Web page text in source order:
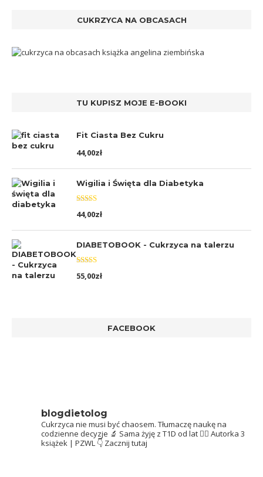
CUKRZYCA NA OBCASACH
TU KUPISZ MOJE E-BOOKI
Fit Ciasta Bez Cukru
44,00zł
Wigilia i Święta dla Diabetyka
Oceniono
5.00na 5
44,00zł
DIABETOBOOK - Cukrzyca na talerzu
Oceniono
5.00na 5
55,00zł
FACEBOOK
blogdietolog
Cukrzyca nie musi być chaosem. Tłumaczę naukę na
codzienne decyzje 🔬 Sama żyję z T1D od lat 👩‍⚕️ Autorka 3
książek | PZWL 👇 Zacznij tutaj